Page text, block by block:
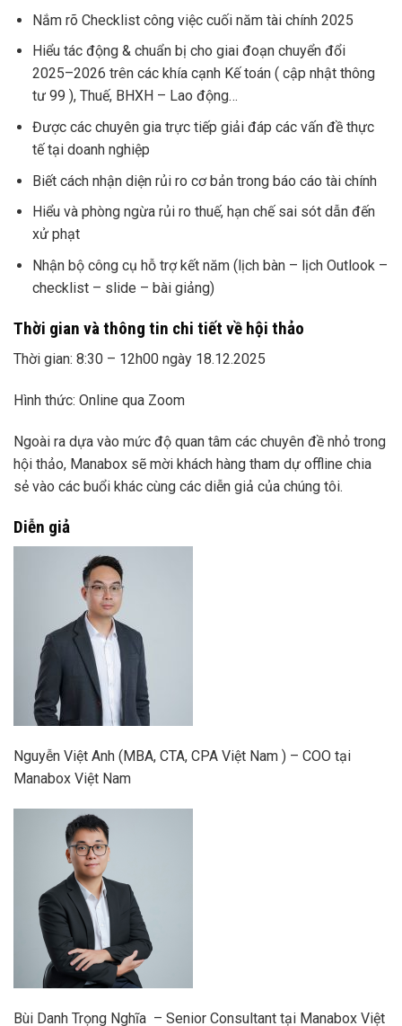
Nắm rõ Checklist công việc cuối năm tài chính 2025
Hiểu tác động & chuẩn bị cho giai đoạn chuyển đổi
2025–2026 trên các khía cạnh Kế toán ( cập nhật thông
tư 99 ), Thuế, BHXH – Lao động…
Được các chuyên gia trực tiếp giải đáp các vấn đề thực
tế tại doanh nghiệp
Biết cách nhận diện rủi ro cơ bản trong báo cáo tài chính
Hiểu và phòng ngừa rủi ro thuế, hạn chế sai sót dẫn đến
xử phạt
Nhận bộ công cụ hỗ trợ kết năm (lịch bàn – lịch Outlook –
checklist – slide – bài giảng)
Thời gian và thông tin chi tiết về hội thảo
Thời gian: 8:30 – 12h00 ngày 18.12.2025
Hình thức: Online qua Zoom
Ngoài ra dựa vào mức độ quan tâm các chuyên đề nhỏ trong
hội thảo, Manabox sẽ mời khách hàng tham dự offline chia
sẻ vào các buổi khác cùng các diễn giả của chúng tôi.
Diễn giả
Nguyễn Việt Anh (MBA, CTA, CPA Việt Nam ) – COO tại
Manabox Việt Nam
Bùi Danh Trọng Nghĩa – Senior Consultant tại Manabox Việt